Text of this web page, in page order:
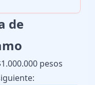
de
pesos